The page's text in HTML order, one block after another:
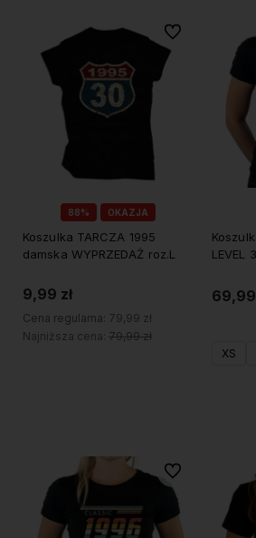
88% OKAZJA
Koszulka TARCZA 1995
damska WYPRZEDAŻ roz.L
9,99 zł
Cena regularna: 79,99 zł
Najniższa cena: 79,99 zł
Do ulubionych
LEVEL
69,99
XS
Do ulubionych